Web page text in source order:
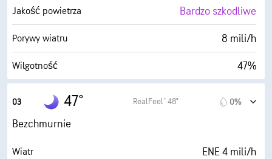
Widoczność 10 mili
Pułap chmur 30000 stopy
Jakość powietrza Bardzo szkodliwe
Porywy wiatru 8 mili/h
Wilgotność 47%
Punkt rosy
AccuLumen Brightness Index™
Zachmurzenie 0%
03 47° RealFeel® 48° 0%
Bezchmurnie
Wiatr ENE 4 mili/h